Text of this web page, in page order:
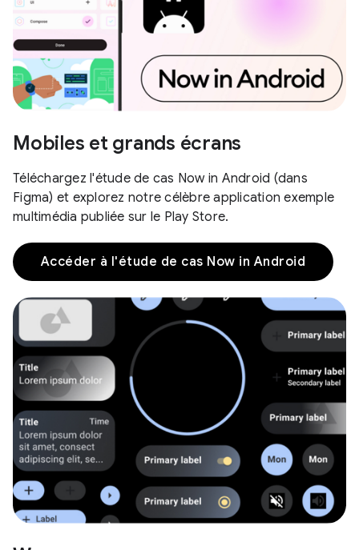
Mobiles et grands écrans
Téléchargez l'étude de cas Now in Android (dans
Figma) et explorez notre célèbre application exemple
multimédia publiée sur le Play Store.
Accéder à l'étude de cas Now in Android